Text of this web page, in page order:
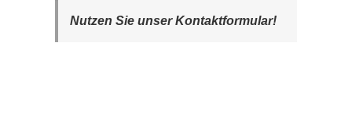
Nutzen Sie unser Kontaktformular!